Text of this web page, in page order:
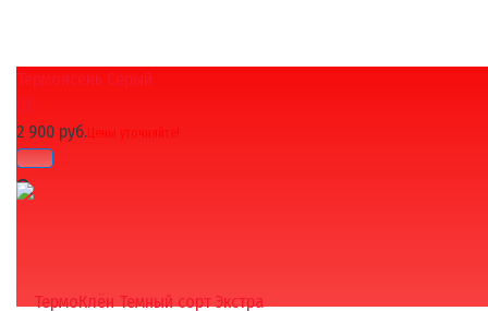
избранное сравнить
Термоясень Серый
(0)
2 900 руб.Цены уточняйте!